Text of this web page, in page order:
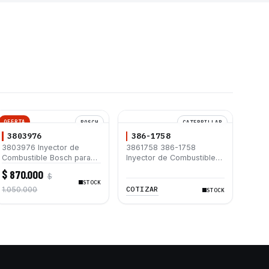
OFERTA BOSCH
3803976
3803976 Inyector de
Combustible Bosch para
Volvo EC210 EC210B
TAD650VE TAD660VE
$ 870.000 $
1.050.000
STOCK
CATERPILLAR
386-1758
3861758 386-1758
Inyector de Combustible
992G
COTIZAR STOCK